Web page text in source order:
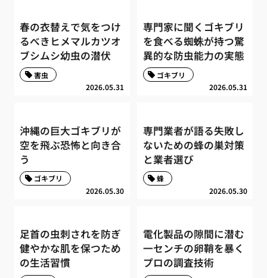
春の衣替えで気をつけ
るべきヒメマルカツオ
ブシムシ幼虫の潜伏
2026.05.31
害虫
専門家に聞くゴキブリ
を食べる蜘蛛が持つ驚
異的な防虫能力の実態
2026.05.31
ゴキブリ
沖縄の巨大ゴキブリが
空を飛ぶ恐怖と向き合
う
2026.05.30
ゴキブリ
専門業者が語る失敗し
ないための蜂の巣対策
と業者選び
2026.05.30
蜂
足首の虫刺されを防ぎ
健やかな肌を保つため
の生活習慣
電化製品の隙間に潜む
一センチの卵鞘を暴く
プロの調査技術